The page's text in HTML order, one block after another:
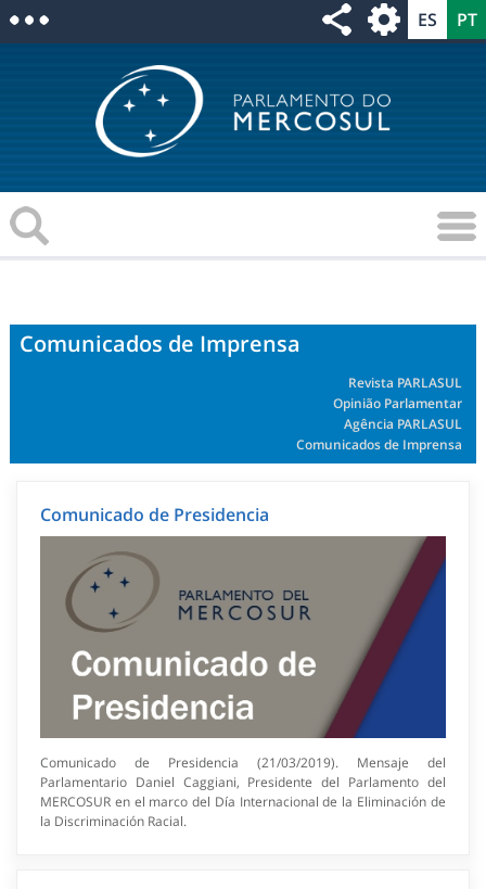
Comunicados de Imprensa
Revista PARLASUL
Opinião Parlamentar
Agência PARLASUL
Comunicados de Imprensa
Comunicado de Presidencia
Comunicado de Presidencia (21/03/2019). Mensaje del
Parlamentario Daniel Caggiani, Presidente del Parlamento del
MERCOSUR en el marco del Día Internacional de la Eliminación de
la Discriminación Racial.